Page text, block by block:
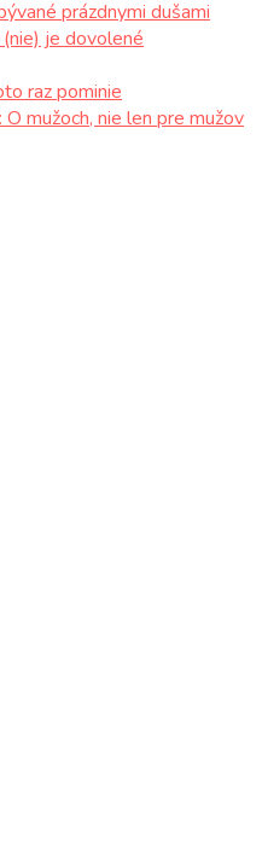
prázdnymi dušami
je dovolené
raz pominie
mužoch, nie len pre mužov